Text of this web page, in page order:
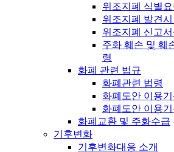
위조지폐 식별요
위조지폐 발견
위조지폐 신고서
주화 훼손 및 훼
령
화폐 관련 법규
화폐관련 법령
화폐도안 이용
화폐도안 이용
화폐교환 및 주화수급
기후변화
기후변화대응 소개